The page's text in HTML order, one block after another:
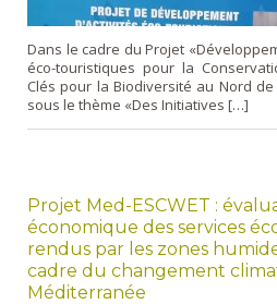
Dans le cadre du Projet
éco-touristiques pour la
Clés pour la Biodiversité au Nord
sous le thème «Des Initiatives […]
Projet Med-ESCWET :
économique des services
rendus par les zones
cadre du changement
Méditerranée